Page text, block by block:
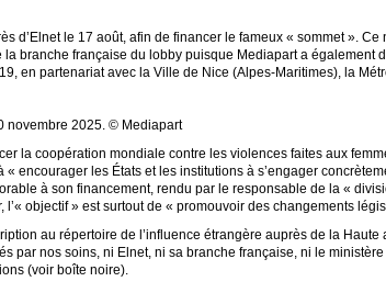
d’Elnet le 17 août, afin de financer le fameux « sommet ». Ce
branche française du lobby puisque Mediapart a également
en partenariat avec la Ville de Nice (Alpes-Maritimes), la
novembre 2025. © Mediapart
la coopération mondiale contre les violences faites aux
encourager les États et les institutions à s’engager
à son financement, rendu par le responsable de la «
objectif » est surtout de « promouvoir des changements
au répertoire de l’influence étrangère auprès de la
par nos soins, ni Elnet, ni sa branche française, ni le
(voir boîte noire).